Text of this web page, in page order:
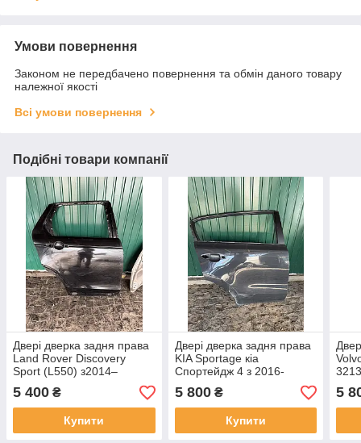
Умови повернення
Законом не передбачено повернення та обмін даного товару
належної якості
Всі умови повернення
Подібні товари компанії
Двері дверка задня права
Land Rover Discovery
Sport (L550) з2014–
2026рр LR061284
оригінал бв незначна
притертість по арці
5 400 ₴
Купити
Двері дверка задня права
KIA Sportage кіа
Спортейдж 4 з 2016-
2021рр 77004d9000
оригінал бв незначна
притертість по арці
5 800₴
Купити
5